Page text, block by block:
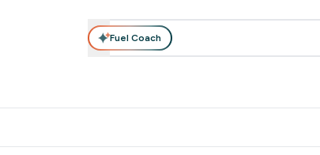
Fuel Coach